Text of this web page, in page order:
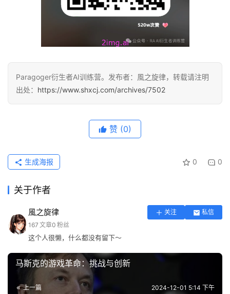
Paragoger衍生者AI训练营。发布者：風之旋律，转载请注明
出处： https://www.shxcj.com/archives/7502
赞 (0)
0 0
生成海报
关于作者
風之旋律 关注
私信
167 文章0 粉丝
这个人很懒，什么都没有留下～
马斯克的游戏革命：挑战与创新
上一篇 2024-12-01 5:14 下午